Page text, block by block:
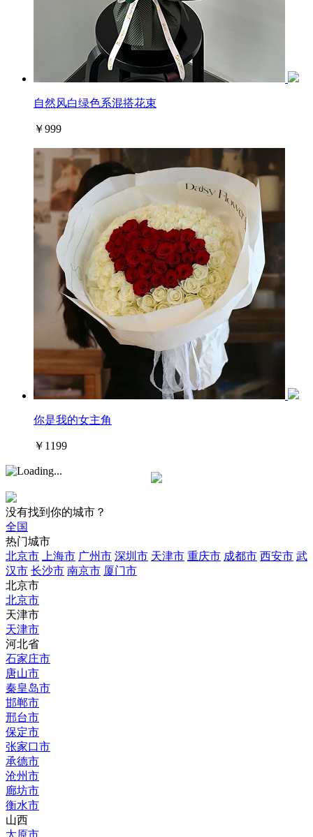
自然风白绿色系混搭花束
￥999
你是我的女主角
￥1199
没有找到你的城市？
全国
热门城市
北京市
上海市 广州市 深圳市 天津市 重庆市 成都市 西安市 武
汉市 长沙市 南京市 厦门市
北京市
北京市
天津市
天津市
河北省
石家庄市
唐山市
秦皇岛市
邯郸市
邢台市
保定市
张家口市
承德市
沧州市
廊坊市
衡水市
山西
太原市